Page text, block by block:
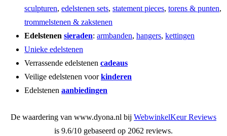
sculpturen, edelstenen sets, statement pieces, torens & punten,
trommelstenen & zakstenen
Edelstenen sieraden: armbanden, hangers, kettingen
Unieke edelstenen
Verrassende edelstenen cadeaus
Veilige edelstenen voorkinderen
Edelstenen aanbiedingen
De waardering van www.dyona.nl bij WebwinkelKeur Reviews
is 9.6/10 gebaseerd op 2062 reviews.